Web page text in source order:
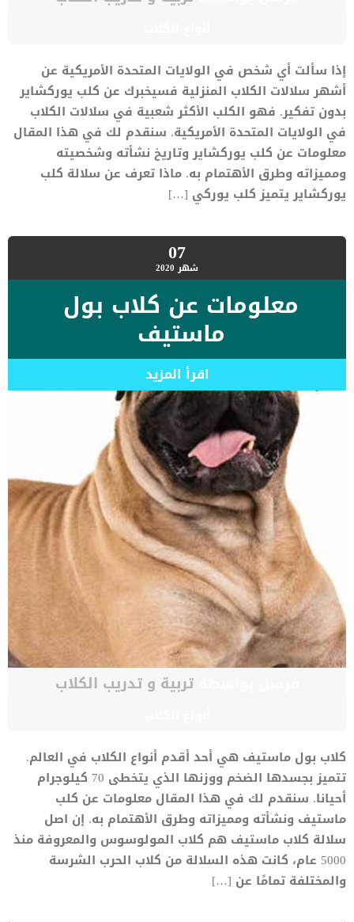
إذا سألت أي شخص في الولايات المتحدة الأمريكية عن
أشهر سلالات الكلاب المنزلية فسيخبرك عن كلب يوركشاير
بدون تفكير. فهو الكلب الأكثر شعبية في سلالات الكلاب
في الولايات المتحدة الأمريكية. سنقدم لك في هذا المقال
معلومات عن كلب يوركشاير وتاريخ نشأته وشخصيته
ومميزاته وطرق الأهتمام به. ماذا تعرف عن سلالة كلب
يوركشاير يتميز كلب يوركي […]
07شهر 2020
معلومات عن كلاب بول
ماستيف
اقرأ المزيد
مرسل بواسطةتربية و تدريب الكلاب
كلاب بول ماستيف هي أحد أقدم أنواع الكلاب في العالم.
تتميز بجسدها الضخم ووزنها الذي يتخطى 70 كيلوجرام
أحيانا. سنقدم لك في هذا المقال معلومات عن كلب
ماستيف ونشأته ومميزاته وطرق الأهتمام به. إن اصل
سلالة كلاب ماستيف هم كلاب المولوسوس والمعروفة منذ
5000 عام، كانت هذه السلالة من كلاب الحرب الشرسة
والمختلفة تمامًا عن […]